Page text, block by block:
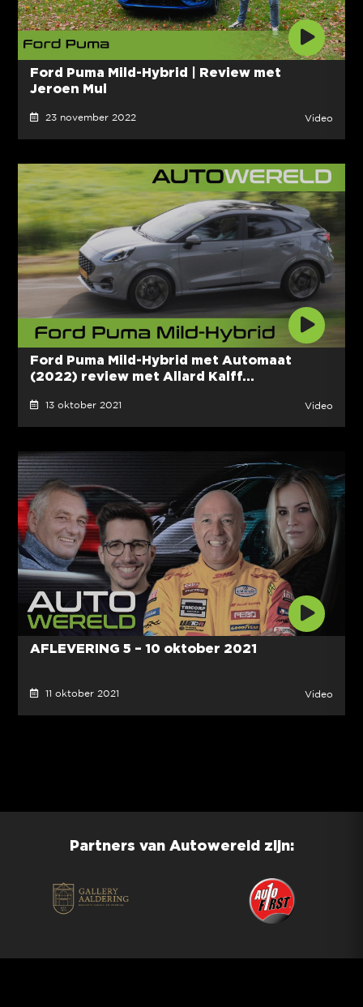
Ford Puma Mild-Hybrid | Review met
Jeroen Mul
23 november 2022 Video
Ford Puma Mild-Hybrid met Automaat
(2022) review met Allard Kalff...
13 oktober 2021 Video
AFLEVERING 5 – 10 oktober 2021
11 oktober 2021 Video
Partners van Autowereld zijn: